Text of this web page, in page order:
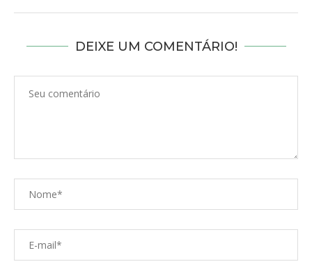
DEIXE UM COMENTÁRIO!